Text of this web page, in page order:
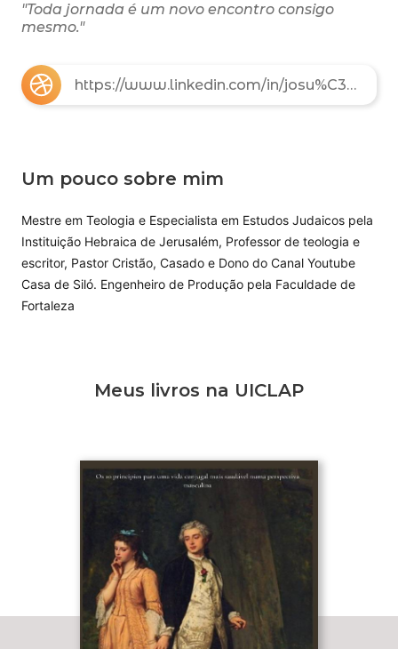
"Toda jornada é um novo encontro consigo
mesmo."
https://www.linkedin.com/in/josu%C3%A9-fama-5aaa73a5/
Um pouco sobre mim
Mestre em Teologia e Especialista em Estudos Judaicos pela
Instituição Hebraica de Jerusalém, Professor de teologia e
escritor, Pastor Cristão, Casado e Dono do Canal Youtube
Casa de Siló. Engenheiro de Produção pela Faculdade de
Fortaleza
Meus livros na UICLAP